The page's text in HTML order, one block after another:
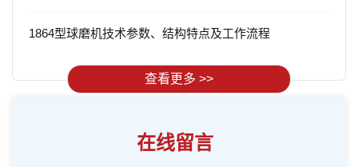
1864型球磨机技术参数、结构特点及工作流程
查看更多 >>
在线留言